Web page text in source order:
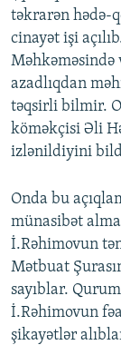
təkrarən hədə-
cinayət işi
Məhkəməsində
azadlıqdan
təqsirli bilmir.
köməkçisi Əli
izlənildiyini
Onda bu
münasibət
İ.Rəhimovun
Mətbuat
sayıblar.
İ.Rəhimovun
şikayətlər